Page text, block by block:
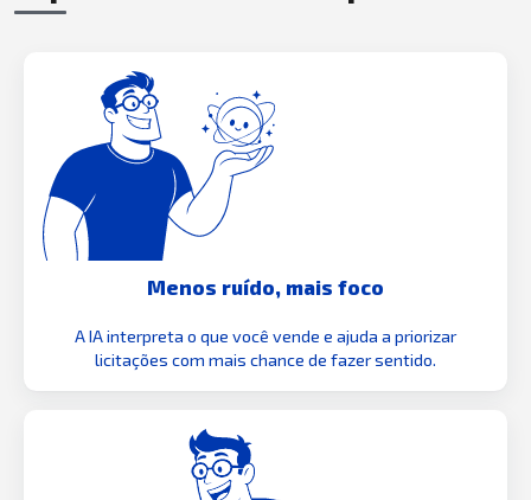
Menos ruído, mais foco
A IA interpreta o que você vende e ajuda a priorizar
licitações com mais chance de fazer sentido.